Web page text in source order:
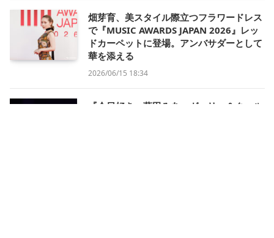
畑芽育、美スタイル際立つフラワードレス
で『MUSIC AWARDS JAPAN 2026』レッ
ドカーペットに登場。アンバサダーとして
華を添える
2026/06/15 18:34
『今日好き』藤田みあ、ガーリー＆クール